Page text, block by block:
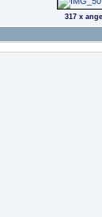
317 x